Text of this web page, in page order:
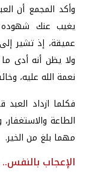
وأكد المجمع أن
يغيب عنك شهوده
عميقة، إذ تشير
ولا يظن أنه أدى
نعمة الله عليه،
فكلما ازداد العبد
الطاعة
مهما بلغ من الخير.
الإعجاب